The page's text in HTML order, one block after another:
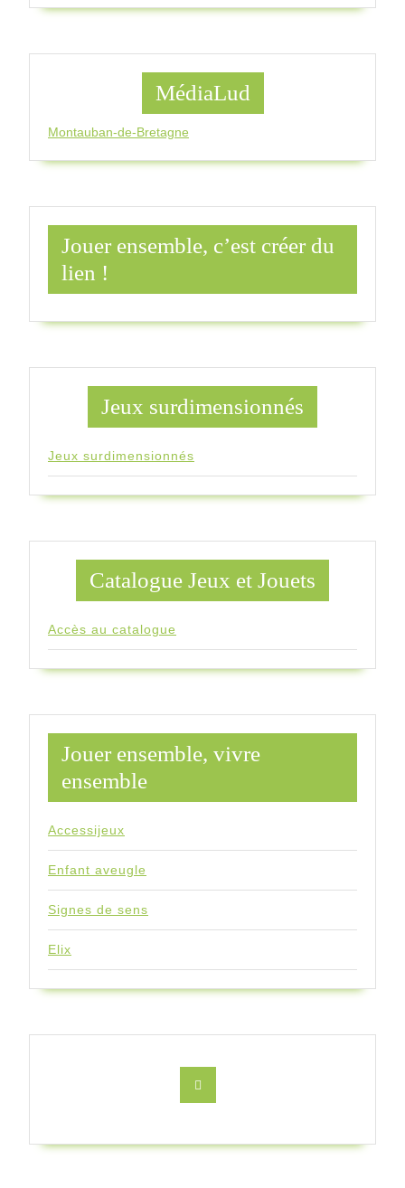
MédiaLud
Montauban-de-Bretagne
Jouer ensemble, c’est créer du
lien !
Jeux surdimensionnés
Jeux surdimensionnés
Catalogue Jeux et Jouets
Accès au catalogue
Jouer ensemble, vivre
ensemble
Accessijeux
Enfant aveugle
Signes de sens
Elix